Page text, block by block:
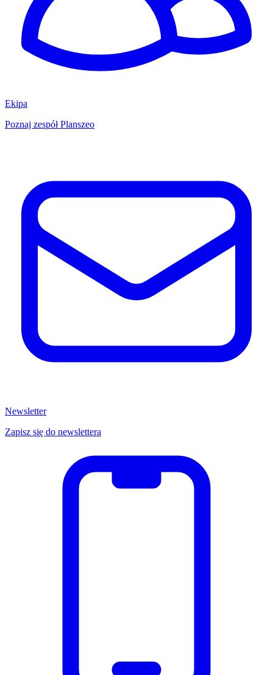
Ekipa
Poznaj zespół Planszeo
Newsletter
Zapisz się do newslettera